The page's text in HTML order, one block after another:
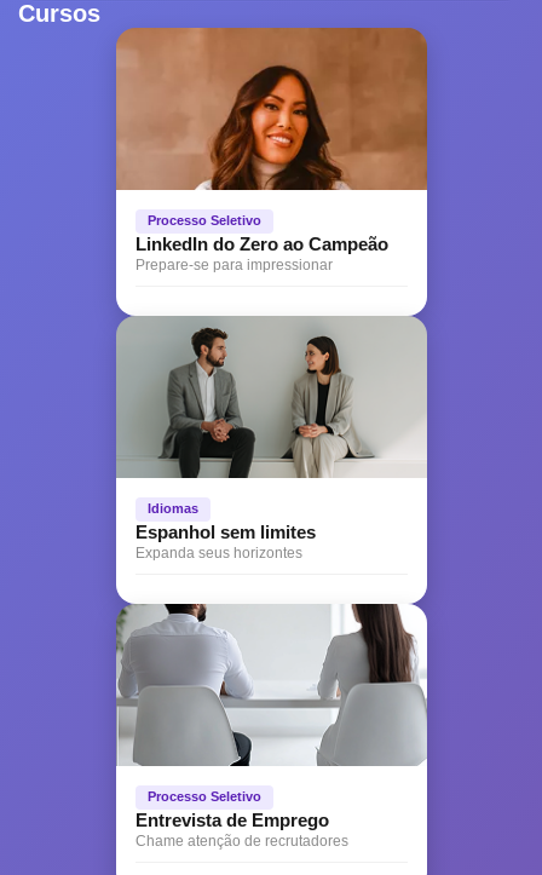
Cursos
Processo Seletivo
LinkedIn do Zero ao Campeão
Prepare-se para impressionar
Idiomas
Espanhol sem limites
Expanda seus horizontes
Processo Seletivo
Entrevista de Emprego
Chame atenção de recrutadores